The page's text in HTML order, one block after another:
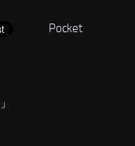
Pocket
」